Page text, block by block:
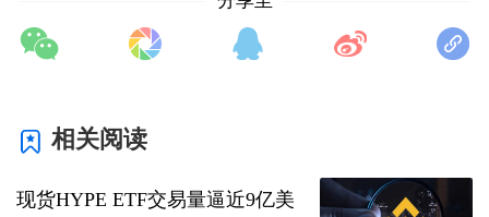
相关阅读
现货HYPE ETF交易量逼近9亿美